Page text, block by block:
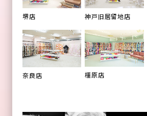
堺店 神戸旧居留地店
奈良店 橿原店